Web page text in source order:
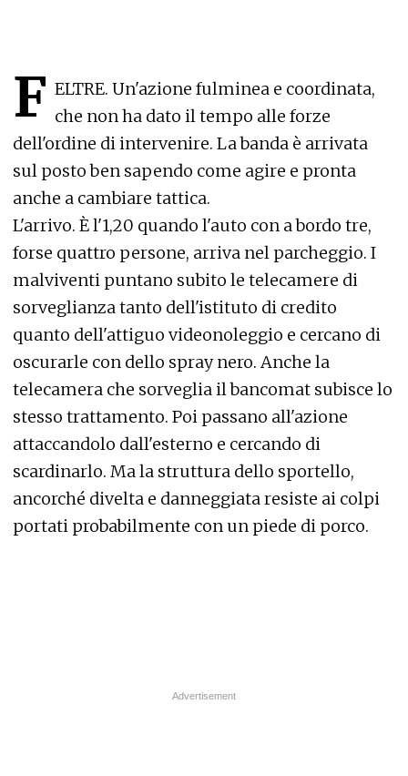
F ELTRE. Un'azione fulminea e coordinata,
che non ha dato il tempo alle forze
dell'ordine di intervenire. La banda è arrivata
sul posto ben sapendo come agire e pronta
anche a cambiare tattica.
L'arrivo. È l'1,20 quando l'auto con a bordo tre,
forse quattro persone, arriva nel parcheggio. I
malviventi puntano subito le telecamere di
sorveglianza tanto dell'istituto di credito
quanto dell'attiguo videonoleggio e cercano di
oscurarle con dello spray nero. Anche la
telecamera che sorveglia il bancomat subisce lo
stesso trattamento. Poi passano all'azione
attaccandolo dall'esterno e cercando di
scardinarlo. Ma la struttura dello sportello,
ancorché divelta e danneggiata resiste ai colpi
portati probabilmente con un piede di porco.